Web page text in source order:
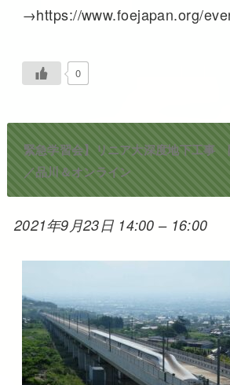
→https://www.foejapan.org/
0
緊急学習会】リニア大深度地下工事
／品川＆オンライン
2021年9月23日 14:00 – 16:00